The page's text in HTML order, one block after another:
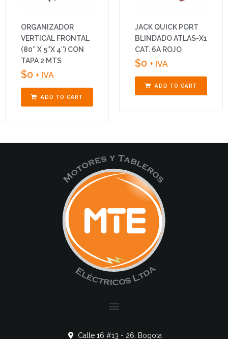
ORGANIZADOR
VERTICAL FRONTAL
(80″ X 5″X 4″) CON
TAPA 2 MTS
$0 + IVA
ADD TO CART
JACK QUICK PORT
BLINDADO ATLAS-X1
CAT. 6A ROJO
$0 + IVA
ADD TO CART
Calle 16 #13 - 26, Bogota